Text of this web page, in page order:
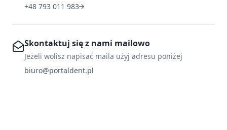
+48 793 011 983
Skontaktuj się z nami mailowo
Jeżeli wolisz napisać maila użyj adresu poniżej
biuro@portaldent.pl